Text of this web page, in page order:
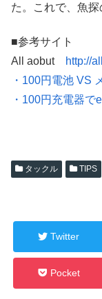
た。これで、魚探
■参考サイト
All aobut
http://
・100円電池 VS
・100円充電器で
タックル TIPS
Twitter
Pocket